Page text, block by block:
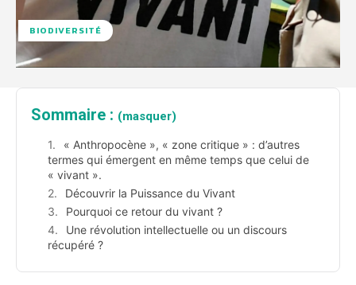
BIODIVERSITÉ
Sommaire : (masquer)
« Anthropocène », « zone critique » : d’autres
termes qui émergent en même temps que celui de
« vivant ».
Découvrir la Puissance du Vivant
Pourquoi ce retour du vivant ?
Une révolution intellectuelle ou un discours
récupéré ?